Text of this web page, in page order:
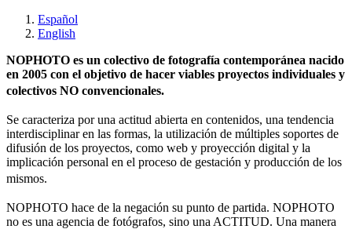
Español
English
NOPHOTO es un colectivo de fotografía contemporánea nacido
en 2005 con el objetivo de hacer viables proyectos individuales y
colectivos NO convencionales.
Se caracteriza por una actitud abierta en contenidos, una tendencia
interdisciplinar en las formas, la utilización de múltiples soportes de
difusión de los proyectos, como web y proyección digital y la
implicación personal en el proceso de gestación y producción de los
mismos.
NOPHOTO hace de la negación su punto de partida. NOPHOTO
no es una agencia de fotógrafos, sino una ACTITUD. Una manera